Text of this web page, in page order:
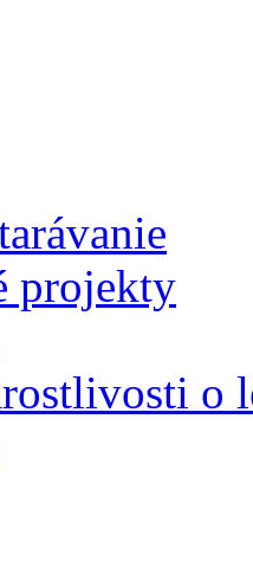
projekty
o